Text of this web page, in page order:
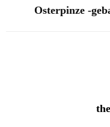
Osterpinze -